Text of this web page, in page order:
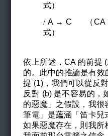
式）
/A → C （CA
式）
依上所述，CA 的前提
的。此中的推論是有
提 (1)，我們可以從反
反對 (b) 是不容易的，
的惡魔」之假設，我很
筆電」是蘊涵「笛卡兒
如果惡魔存在，則我所